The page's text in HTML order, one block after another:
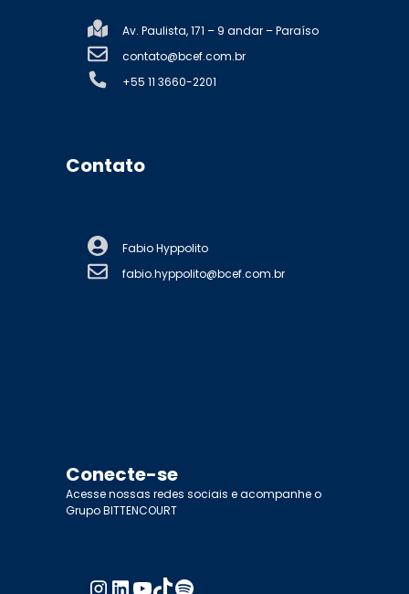
Av. Paulista, 171 – 9 andar – Paraíso
contato@bcef.com.br
+55 11 3660-2201
Contato
Fabio Hyppolito
fabio.hyppolito@bcef.com.br
Conecte-se
Acesse nossas redes sociais e acompanhe o
Grupo BITTENCOURT